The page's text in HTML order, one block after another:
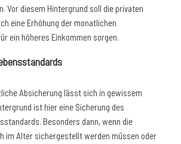
Vor diesem Hintergrund soll die privaten
eine Erhöhung der monatlichen
ein höheres Einkommen sorgen.
Absicherung lässt sich in gewissem
ist hier eine Sicherung des
Besonders dann, wenn die
im Alter sichergestellt werden müssen oder